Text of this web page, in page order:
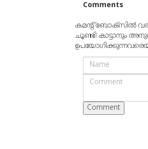
Comments
കമന്റ് ബോക്‌സില്‍
ചൂണ്ടി കാട്ടാനും